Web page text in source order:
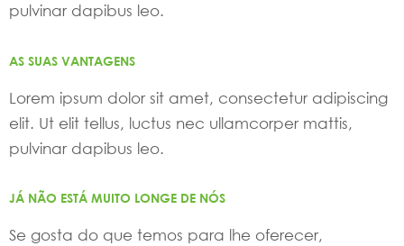
pulvinar dapibus leo.
AS SUAS VANTAGENS
Lorem ipsum dolor sit amet, consectetur adipiscing
elit. Ut elit tellus, luctus nec ullamcorper mattis,
pulvinar dapibus leo.
JÁ NÃO ESTÁ MUITO LONGE DE NÓS
Se gosta do que temos para lhe oferecer,